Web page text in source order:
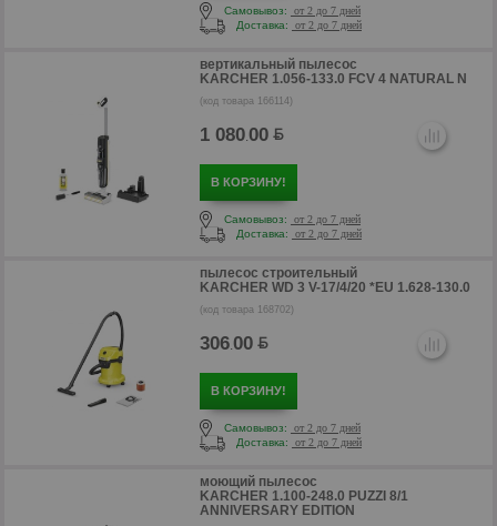
Самовывоз:
от 2 до 7 дней
Доставка:
от 2 до 7 дней
вертикальный пылесос
KARCHER 1.056-133.0 FCV 4 NATURAL N
(код товара 166114)
1 080.00
В КОРЗИНУ!
Самовывоз:
от 2 до 7 дней
Доставка:
от 2 до 7 дней
пылесос строительный
KARCHER WD 3 V-17/4/20 *EU 1.628-130.0
(код товара 168702)
306.00
В КОРЗИНУ!
Самовывоз:
от 2 до 7 дней
Доставка:
от 2 до 7 дней
моющий пылесос
KARCHER 1.100-248.0 PUZZI 8/1
ANNIVERSARY EDITION